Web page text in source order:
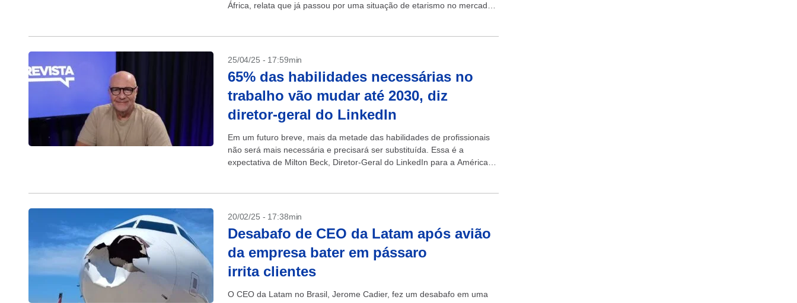
África, relata que já passou por uma situação de etarismo no mercado
25/04/25 - 17:59min
65% das habilidades necessárias no
trabalho vão mudar até 2030, diz
diretor-geral do LinkedIn
Em um futuro breve, mais da metade das habilidades de profissionais
não será mais necessária e precisará ser substituída. Essa é a
expectativa de Milton Beck, Diretor-Geral do LinkedIn para a América
20/02/25 - 17:38min
Desabafo de CEO da Latam após avião
da empresa bater em pássaro
irrita clientes
O CEO da Latam no Brasil, Jerome Cadier, fez um desabafo em uma